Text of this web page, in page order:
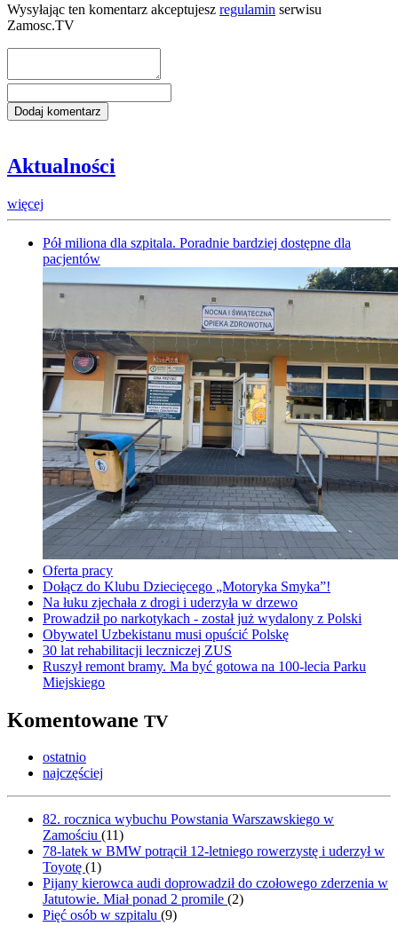
Wysyłając ten komentarz akceptujesz regulamin serwisu
Zamosc.TV
Aktualności
więcej
Pół miliona dla szpitala. Poradnie bardziej dostępne dla
pacjentów
Oferta pracy
Dołącz do Klubu Dziecięcego „Motoryka Smyka”!
Na łuku zjechała z drogi i uderzyła w drzewo
Prowadził po narkotykach - został już wydalony z Polski
Obywatel Uzbekistanu musi opuścić Polskę
30 lat rehabilitacji leczniczej ZUS
Ruszył remont bramy. Ma być gotowa na 100-lecia Parku
Miejskiego
Komentowane TV
ostatnio
najczęściej
82. rocznica wybuchu Powstania Warszawskiego w
Zamościu (11)
78-latek w BMW potrącił 12-letniego rowerzystę i uderzył w
Toyotę (1)
Pijany kierowca audi doprowadził do czołowego zderzenia w
Jatutowie. Miał ponad 2 promile (2)
Pięć osób w szpitalu (9)